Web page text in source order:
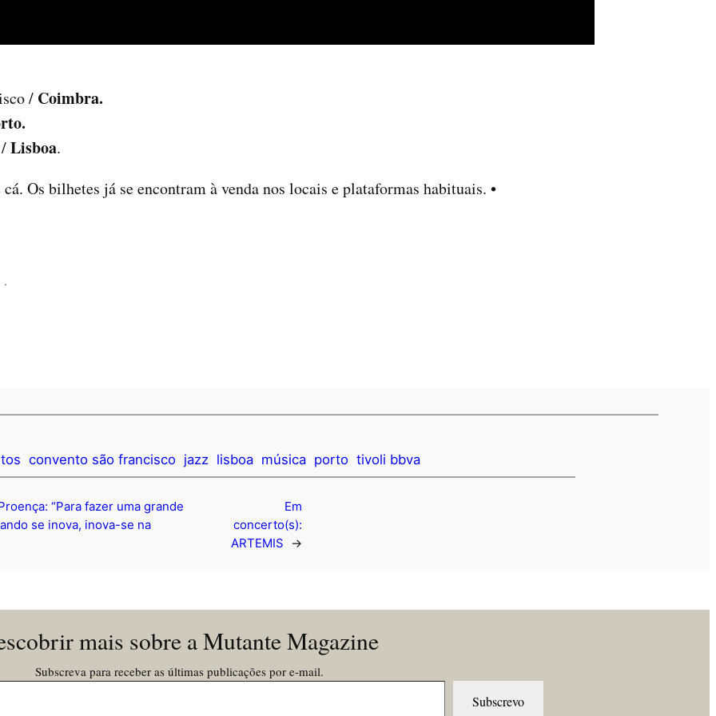
/ Coimbra.
.
Lisboa.
Os bilhetes já se encontram à venda nos locais e plataformas habituais. •
.
convento são francisco jazz lisboa música porto tivoli bbva
“Para fazer uma grande
se inova, inova-se na
Em
concerto(s):
ARTEMIS →
mais sobre a Mutante Magazine
Subscreva para receber as últimas publicações por e-mail.
Subscrevo